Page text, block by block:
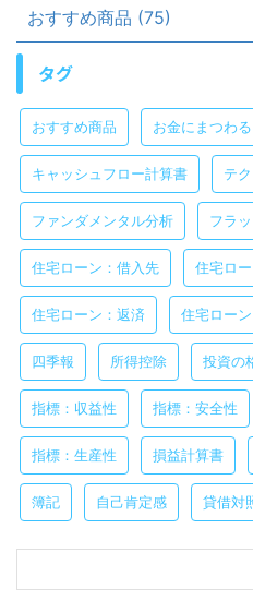
おすすめ商品 (75)
タグ
おすすめ商品 お金にまつわ
キャッシュフロー計算書 テ
ファンダメンタル分析 フラ
住宅ローン：借入先 住宅ロ
住宅ローン：返済 住宅ロー
四季報 所得控除 投資の
指標：収益性 指標：安全性
指標：生産性 損益計算書
簿記 自己肯定感 貸借対